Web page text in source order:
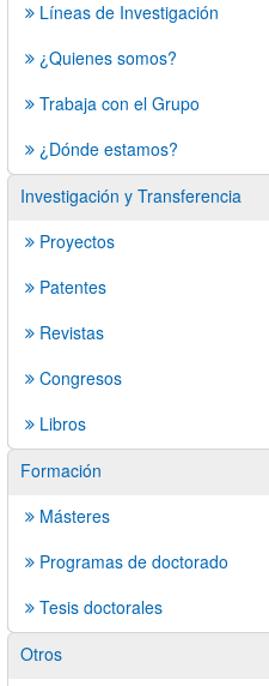
Líneas de Investigación
¿Quienes somos?
Trabaja con el Grupo
¿Dónde estamos?
Investigación y Transferencia
Proyectos
Patentes
Revistas
Congresos
Libros
Formación
Másteres
Programas de doctorado
Tesis doctorales
Otros